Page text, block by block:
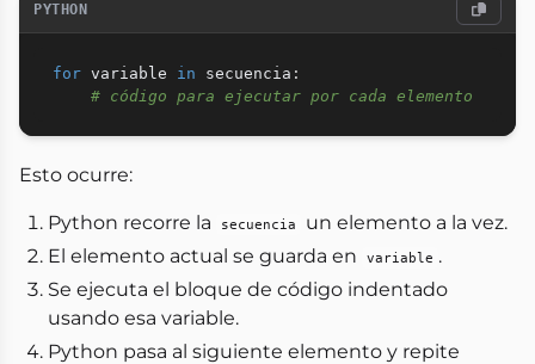
PYTHON
for variable in secuencia :
# código para ejecutar por cada elemento
Esto ocurre:
Python recorre la secuencia
un elemento a la vez.
El elemento actual se guarda en
variable .
Se ejecuta el bloque de código indentado
usando esa variable.
Python pasa al siguiente elemento y repite